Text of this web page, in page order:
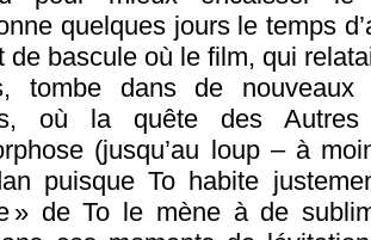
quelques jours le temps
de bascule où le film, qui
tombe dans de
où la quête des
(jusqu’au loup – à
puisque To habite
» de To le mène à de